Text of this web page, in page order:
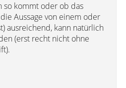
so kommt oder ob das
Aussage von einem oder
ausreichend, kann natürlich
(erst recht nicht ohne